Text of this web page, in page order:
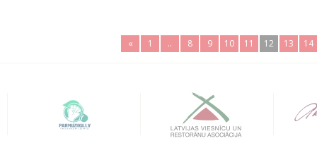
« 1 .. 8 9 10 11 12 13 14